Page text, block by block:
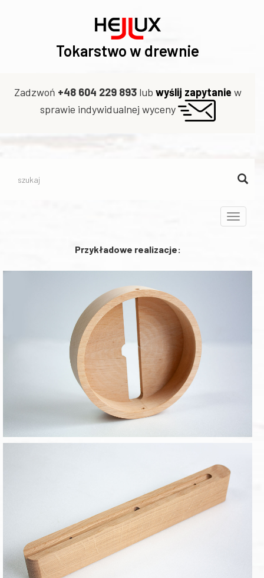
Tokarstwo w drewnie
Zadzwoń +48 604 229 893lub wyślij zapytanie w
sprawie indywidualnej wyceny
Toggle
Przykładowe realizacje: